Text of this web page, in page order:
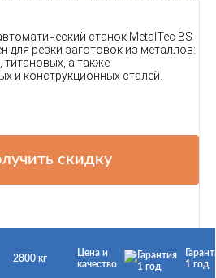
станок MetalTec BS
для резки заготовок из металлов:
титановых, а также
и конструкционных сталей.
скидку
2800 кг
Цена и
качество
1 год